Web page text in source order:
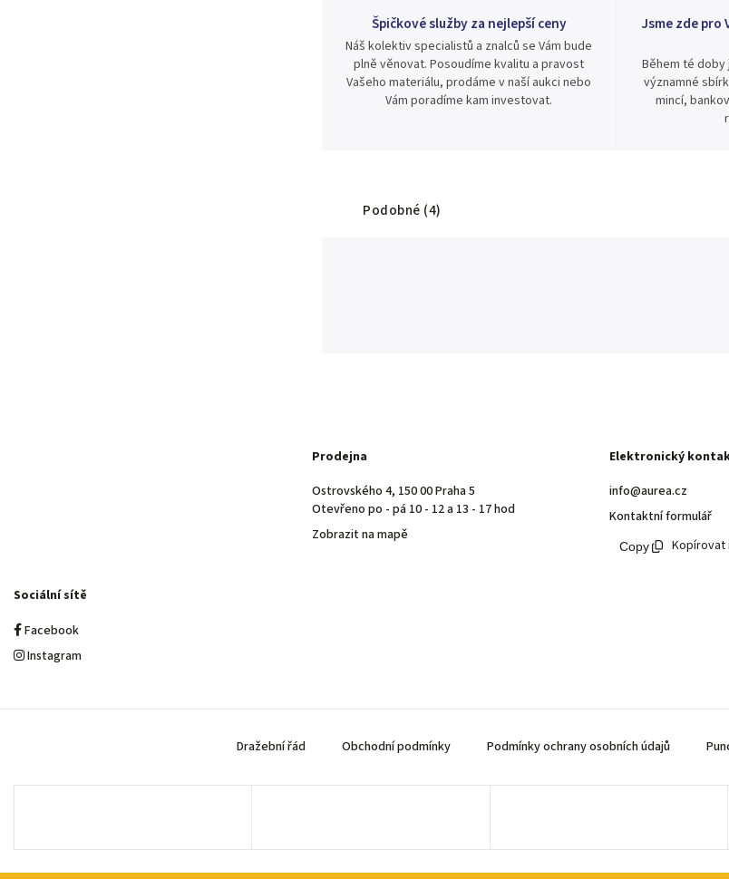
Špičkové služby za nejlepší ceny
Náš kolektiv specialistů a znalců se Vám bude
plně věnovat. Posoudíme kvalitu a pravost
Vašeho materiálu, prodáme v naší aukci nebo
Vám poradíme kam investovat.
Jsme zde
Během té doby
významné
mincí,
Podobné (4)
Prodejna
Ostrovského 4, 150 00 Praha 5
Otevřeno po - pá 10 - 12 a 13 - 17 hod
Zobrazit na mapě
Elektronický
info@aurea.cz
Kontaktní formulář
Kopírovat
Sociální sítě
Facebook
Instagram
Dražební řád Obchodní podmínky Podmínky ochrany osobních údajů